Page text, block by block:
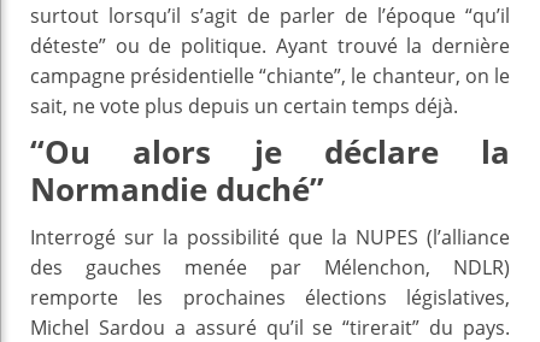
surtout lorsqu’il s’agit de parler de l’époque “qu’il
déteste” ou de politique. Ayant trouvé la dernière
campagne présidentielle “chiante”, le chanteur, on le
sait, ne vote plus depuis un certain temps déjà.
“Ou alors je déclare la
Normandie duché”
Interrogé sur la possibilité que la NUPES (l’alliance
des gauches menée par Mélenchon, NDLR)
remporte les prochaines élections législatives,
Michel Sardou a assuré qu’il se “tirerait” du pays.